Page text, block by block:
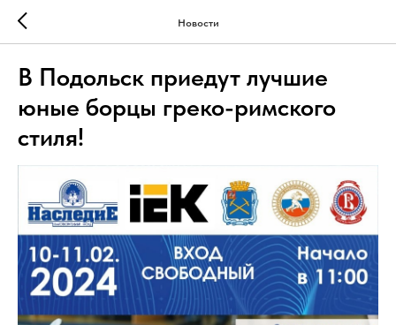
Новости
В Подольск приедут лучшие
юные борцы греко-римского
стиля!